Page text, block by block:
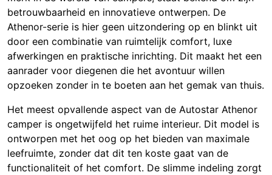
betrouwbaarheid en innovatieve ontwerpen. De
Athenor-serie is hier geen uitzondering op en blinkt uit
door een combinatie van ruimtelijk comfort, luxe
afwerkingen en praktische inrichting. Dit maakt het een
aanrader voor diegenen die het avontuur willen
opzoeken zonder in te boeten aan het gemak van thuis.
Het meest opvallende aspect van de Autostar Athenor
camper is ongetwijfeld het ruime interieur. Dit model is
ontworpen met het oog op het bieden van maximale
leefruimte, zonder dat dit ten koste gaat van de
functionaliteit of het comfort. De slimme indeling zorgt